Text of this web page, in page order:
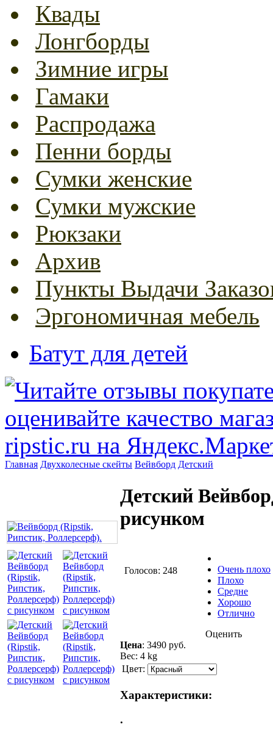
Квады
Лонгборды
Зимние игры
Гамаки
Распродажа
Пенни борды
Сумки женские
Сумки мужские
Рюкзаки
Архив
Пункты Выдачи
Эргономичная мебель
Батут для детей
Главная Двухколесные скейты Вейвборд Детский
Детский
рисунком
Голосов: 248
Очень плохо
Плохо
Средне
Хорошо
Отлично
Оценить
Цена: 3490 руб.
Вес: 4 kg
Цвет:
Характеристики:
.